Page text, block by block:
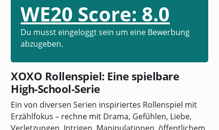
WE20 Score: 8.0
Du musst eingeloggt sein um eine Bewerbung
abzugeben.
XOXO Rollenspiel: Eine spielbare
High-School-Serie
Ein von diversen Serien inspiriertes Rollenspiel mit
Erzählfokus – rechne mit Drama, Gefühlen, Liebe,